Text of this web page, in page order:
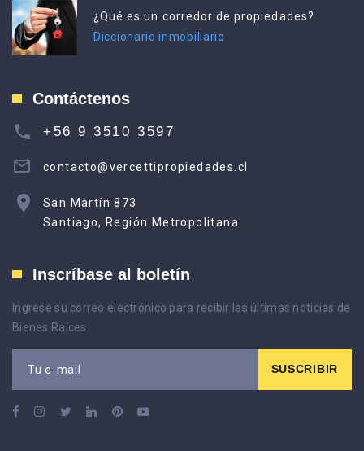
¿Qué es un corredor de propiedades?
Diccionario inmobiliario
Contáctenos
+56 9 3510 3597
contacto@vercettipropiedades.cl
San Martín 873
Santiago, Región Metropolitana
Inscríbase al boletín
Ingrese su correo electrónico para recibir las últimas noticias de
Bienes Raíces
Tu e-mail SUSCRIBIR